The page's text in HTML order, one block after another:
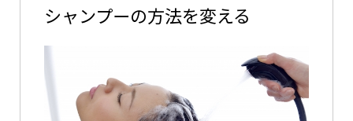
シャンプーの方法を変える